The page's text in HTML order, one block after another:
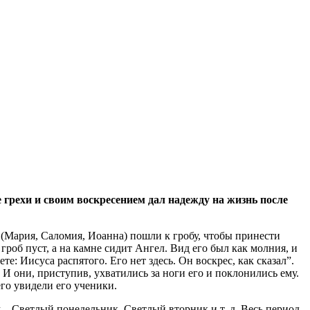
и своим воскресением дал надежду на жизнь после
Саломия, Иоанна) пошли к гробу, чтобы принести
пуст, а на камне сидит Ангел. Вид его был как молния, и
Иисуса распятого. Его нет здесь. Он воскрес, как сказал”.
они, приступив, ухватились за ноги его и поклонились ему.
увидели его ученики.